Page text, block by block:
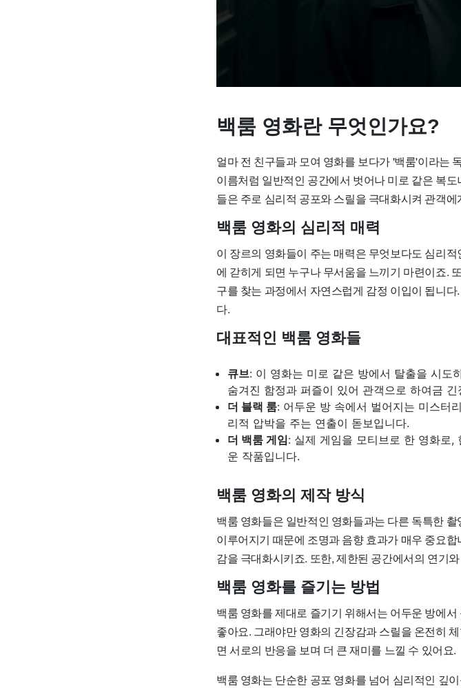
백룸 영화란 무엇인가요?
얼마 전 친구들과 모여 영화를 보다가 '백룸'이라는
이름처럼 일반적인 공간에서 벗어나 미로 같은 복
들은 주로 심리적 공포와 스릴을 극대화시켜 관객
백룸 영화의 심리적 매력
이 장르의 영화들이 주는 매력은 무엇보다도 심리
에 갇히게 되면 누구나 무서움을 느끼기 마련이죠.
구를 찾는 과정에서 자연스럽게 감정 이입이 됩니
다.
대표적인 백룸 영화들
큐브: 이 영화는 미로 같은 방에서 탈출을 시도
숨겨진 함정과 퍼즐이 있어 관객으로 하여금
더 블랙 룸: 어두운 방 속에서 벌어지는 미스터
리적 압박을 주는 연출이 돋보입니다.
더 백룸 게임: 실제 게임을 모티브로 한 영화로,
운 작품입니다.
백룸 영화의 제작 방식
백룸 영화들은 일반적인 영화들과는 다른 독특한
이루어지기 때문에 조명과 음향 효과가 매우 중요
감을 극대화시키죠. 또한, 제한된 공간에서의 연기
백룸 영화를 즐기는 방법
백룸 영화를 제대로 즐기기 위해서는 어두운 방에
좋아요. 그래야만 영화의 긴장감과 스릴을 온전히
면 서로의 반응을 보며 더 큰 재미를 느낄 수 있어요.
백룸 영화는 단순한 공포 영화를 넘어 심리적인 깊